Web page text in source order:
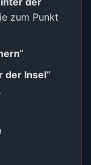
zum Punkt
der Insel“